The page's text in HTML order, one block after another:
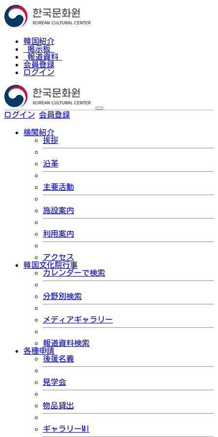
韓国紹介
掲示板
報道資料
会員登録
ログイン
ログイン 会員登録
機関紹介
挨拶
沿革
主要活動
施設案内
利用案内
アクセス
韓国文化院行事
カレンダーで検索
分野別検索
メディアギャラリー
報道資料検索
各種申請
後援名義
見学会
物品貸出
ギャラリーMI